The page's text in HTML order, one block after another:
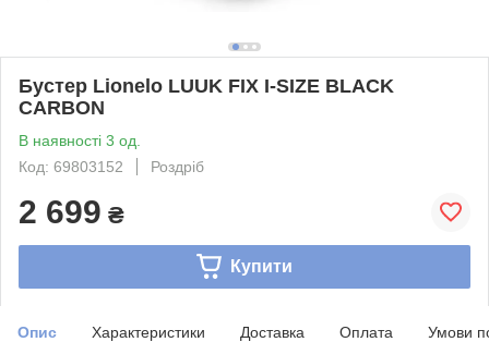
Бустер Lionelo LUUK FIX I-SIZE BLACK
CARBON
В наявності 3 од.
Код: 69803152
Роздріб
2 699 ₴
Купити
Опис Характеристики Доставка Оплата Умови